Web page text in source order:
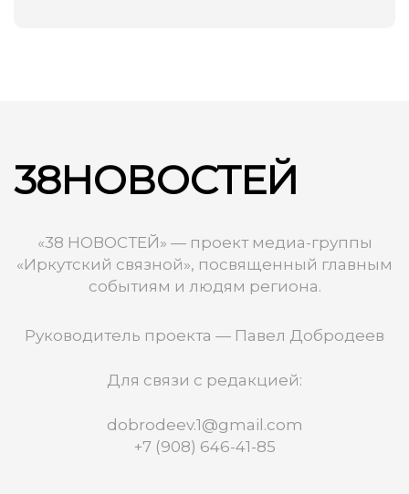
38НОВОСТЕЙ
«38 НОВОСТЕЙ» — проект медиа-группы
«Иркутский связной», посвященный главным
событиям и людям региона.
Руководитель проекта — Павел Добродеев
Для связи с редакцией:
dobrodeev.1@gmail.com
+7 (908) 646-41-85